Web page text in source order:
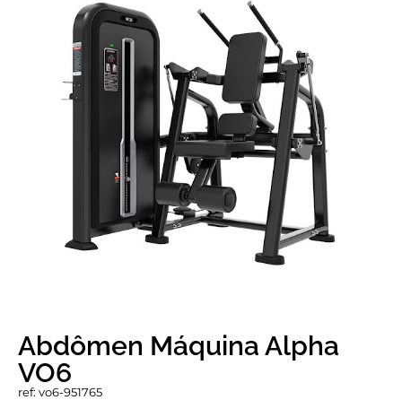
Abdômen Máquina Alpha
VO6
ref: vo6-951765